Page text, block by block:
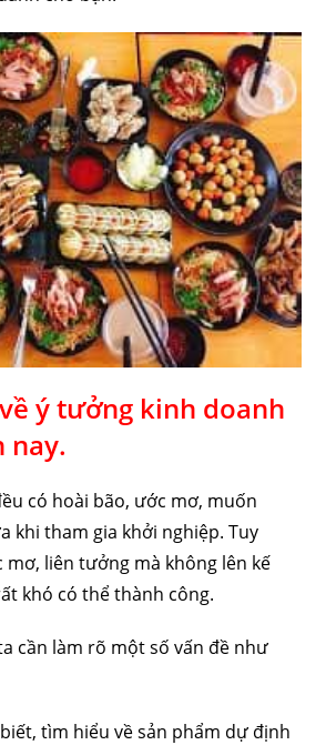
ý tưởng kinh doanh
nay.
có hoài bão, ước mơ, muốn
khi tham gia khởi nghiệp. Tuy
liên tưởng mà không lên kế
khó có thể thành công.
cần làm rõ một số vấn đề như
tìm hiểu về sản phẩm dự định